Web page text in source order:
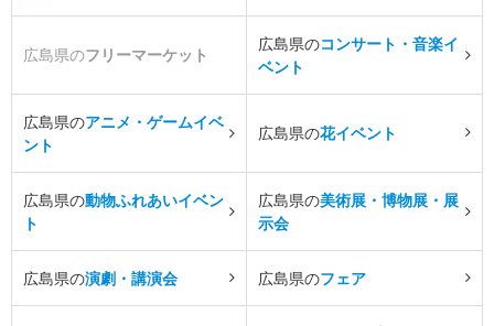
広島県のフリーマーケット
広島県のコンサート・音楽イ
ベント
広島県のアニメ・ゲームイベ
ント
広島県の花イベント
広島県の動物ふれあいイベン
ト
広島県の美術展・博物展・展
示会
広島県の演劇・講演会 広島県のフェア